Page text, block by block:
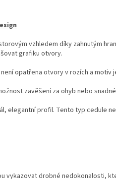
vzhledem díky zahnutým
grafiku otvory.
opatřena otvory v rozích a motiv
zavěšení za ohyb nebo
elegantní profil. Tento typ cedule
vykazovat drobné nedokonalosti,